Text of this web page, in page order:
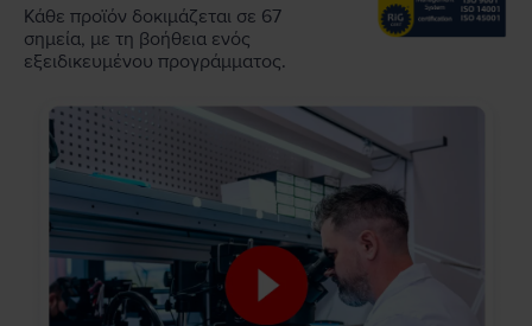
Κάθε προϊόν δοκιμάζεται σε 67
σημεία, με τη βοήθεια ενός
εξειδικευμένου προγράμματος.